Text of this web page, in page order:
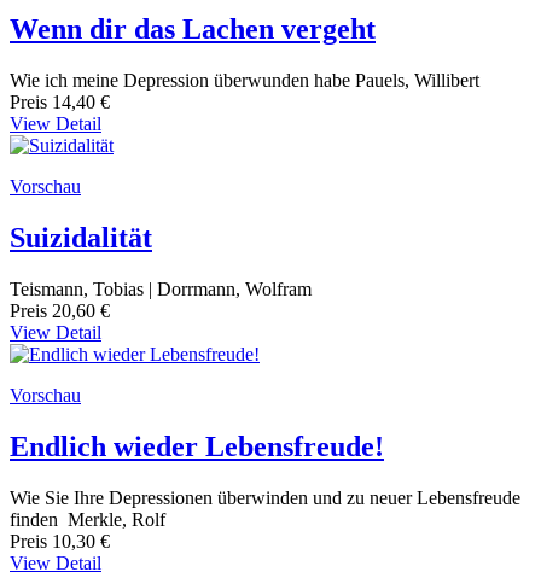
Wenn dir das Lachen vergeht
Wie ich meine Depression überwunden habe Pauels, Willibert
Preis 14,40 €
View Detail
Vorschau
Suizidalität
Teismann, Tobias | Dorrmann, Wolfram
Preis 20,60 €
View Detail
Vorschau
Endlich wieder Lebensfreude!
Wie Sie Ihre Depressionen überwinden und zu neuer Lebensfreude
finden Merkle, Rolf
Preis 10,30 €
View Detail